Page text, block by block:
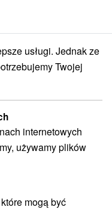
Uzdrowisko Nimnica
usługi. Jednak ze
Twojej
internetowych
używamy plików
mogą być